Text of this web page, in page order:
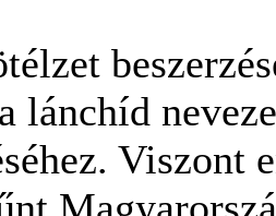
lánchíd
Viszont